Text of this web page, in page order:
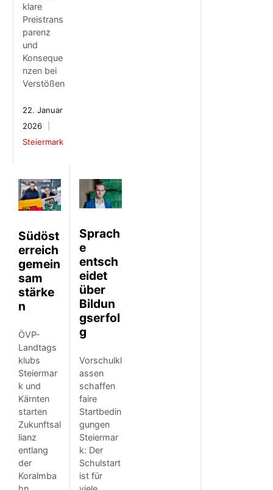
klare
Preistrans
parenz
und
Konseque
nzen bei
Verstößen
22. Januar
2026
Steiermark
Südöst
erreich
gemein
sam
stärke
n
ÖVP-
Landtags
klubs
Steiermar
k und
Kärnten
starten
Zukunftsal
lianz
entlang
der
Koralmba
Sprach
e
entsch
eidet
über
Bildun
gserfol
g
Vorschulkl
assen
schaffen
faire
Startbedin
gungen
Steiermar
k: Der
Schulstart
ist für